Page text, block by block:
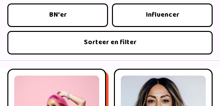
BN'er Influencer
Sorteer en filter